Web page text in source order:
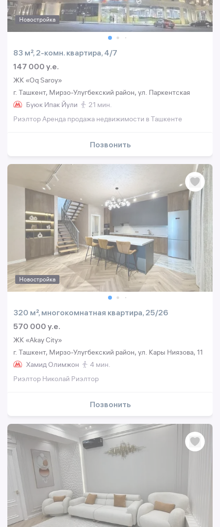
Новостройка
83 м², 2-комн. квартира, 4/7
147 000 y.e.
ЖК «Oq Saroy»
г. Ташкент, Мирзо-Улугбекский район, ул. Паркентская
Буюк Ипак Йули
21 мин.
Риэлтор Аренда продажа недвижимости в Ташкенте
Позвонить
Новостройка
320 м², многокомнатная квартира, 25/26
570 000 y.e.
ЖК «Akay City»
г. Ташкент, Мирзо-Улугбекский район, ул. Кары Ниязова, 11
Хамид Олимжон
4 мин.
Риэлтор Николай Риэлтор
Позвонить